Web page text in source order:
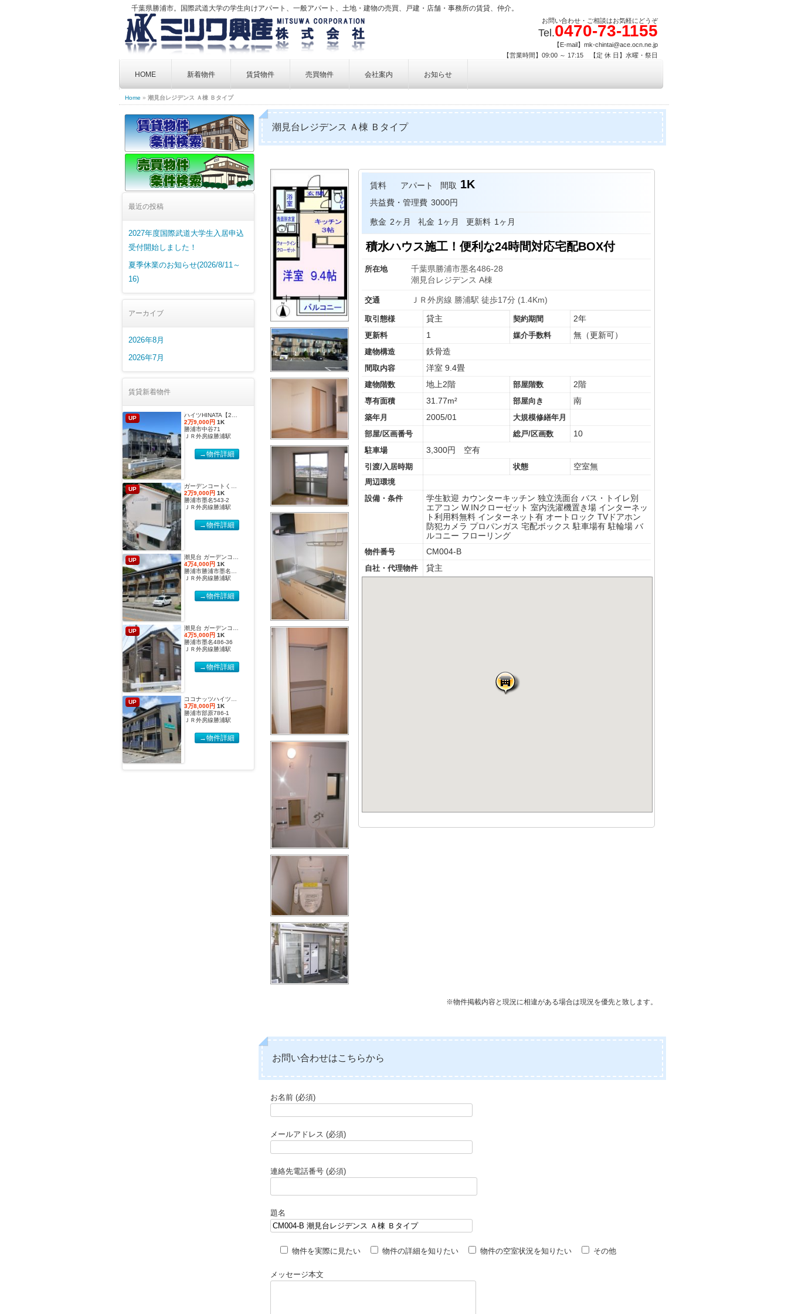
千葉県勝浦市。国際武道大学の学生向けアパート、一般アパート、土地・建物の売買、戸建・店舗・事務所の賃貸、仲介。
お問い合わせ・ご相談はお気軽にどうぞ
Tel.0470-73-1155
【E-mail】mk-chintai@ace.ocn.ne.jp
【営業時間】09:00 ～ 17:15 【定 休 日】水曜・祭日
contentHOME 新着物件 賃貸物件
賃貸物件検索
売買物件
売買物件検索
会社案内
個人情報保護方針
お問い合せ
お知らせ
Home » 潮見台レジデンス Ａ棟 Ｂタイプ
潮見台レジデンス Ａ棟 Ｂタイプ
賃料 アパート 間取 1K
共益費・管理費 3000円
敷金 2ヶ月 礼金 1ヶ月 更新料 1ヶ月
積水ハウス施工！便利な24時間対応宅配BOX付
所在地
千葉県勝浦市墨名486-28
潮見台レジデンス A棟
交通 ＪＲ外房線 勝浦駅 徒歩17分 (1.4Km)
取引態様 貸主 契約期間 2年
更新料 1 媒介手数料 無（更新可）
建物構造 鉄骨造
間取内容 洋室 9.4畳
建物階数 地上2階 部屋階数 2階
専有面積 31.77m² 部屋向き 南
築年月 2005/01
大規模修繕年月
部屋/区画番号
総戸/区画数 10
駐車場 3,300円 空有
引渡/入居時期 状態 空室無
周辺環境
設備・条件
学生歓迎 カウンターキッチン 独立洗面台 バス・トイレ別
エアコン W.INクローゼット 室内洗濯機置き場 インターネッ
ト利用料無料 インターネット有 オートロック TVドアホン
防犯カメラ プロパンガス 宅配ボックス 駐車場有 駐輪場 バ
ルコニー フローリング
物件番号 CM004-B
自社・代理物件 貸主
※物件掲載内容と現況に相違がある場合は現況を優先と致します。
お問い合わせはこちらから
お名前 (必須)
メールアドレス (必須)
連絡先電話番号 (必須)
題名
物件を実際に見たい 物件の詳細を知りたい 物件の空室状況を知りたい その他
メッセージ本文
最近の投稿
2027年度国際武道大学生入居申込
受付開始しました！
夏季休業のお知らせ(2026/8/11～
16)
アーカイブ
2026年8月
2026年7月
賃貸新着物件
UP
ハイツHINATA【2027年度国際武道大学生 入居申込受付開始しました！】
2万9,000円 1K
勝浦市中谷71
ＪＲ外房線勝浦駅
→物件詳細
UP
ガーデンコートくすのき 【2027年度国際武道大学生 入居申込受付開始しました！】
2万9,000円 1K
勝浦市墨名543-2
ＪＲ外房線勝浦駅
→物件詳細
UP
潮見台 ガーデンコート２【2027年度国際武道大学生 入居申込受付開始しました！】
4万4,000円 1K
勝浦市勝浦市墨名486-32
ＪＲ外房線勝浦駅
→物件詳細
UP
潮見台 ガーデンコート【2027年度国際武道大学生 入居申込受付開始しました！】
4万5,000円 1K
勝浦市墨名486-36
ＪＲ外房線勝浦駅
→物件詳細
UP
ココナッツハイツ６【2027年度国際武道大学生 入居申込受付開始しました！】
3万8,000円 1K
勝浦市部原786-1
ＪＲ外房線勝浦駅
→物件詳細